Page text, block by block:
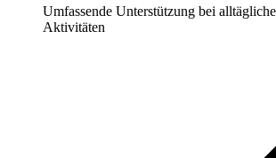
Umfassende Unterstützung bei
Aktivitäten